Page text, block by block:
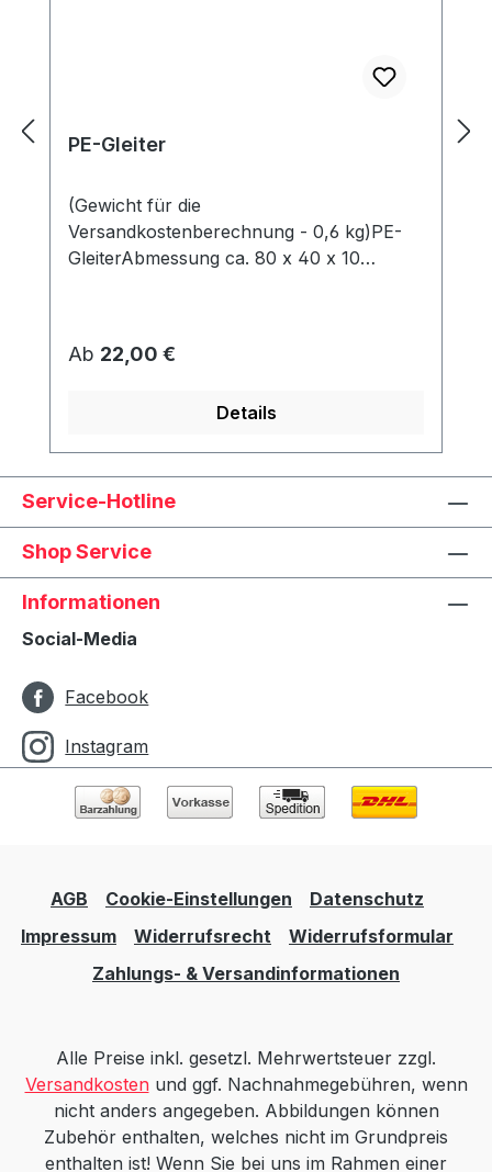
PE-Gleiter
(Gewicht für die
Versandkostenberechnung - 0,6 kg)PE-
GleiterAbmessung ca. 80 x 40 x 10
Regulärer Preis:
Ab 22,00 €
Details
Service-Hotline
Shop Service
Informationen
Social-Media
Facebook
Instagram
AGB Cookie-Einstellungen
Datenschutz
Impressum
Widerrufsrecht
Widerrufsformular
Zahlungs- & Versandinformationen
Alle Preise inkl. gesetzl. Mehrwertsteuer zzgl.
Versandkostenund ggf. Nachnahmegebühren, wenn
nicht anders angegeben. Abbildungen können
Zubehör enthalten, welches nicht im Grundpreis
enthalten ist! Wenn Sie bei uns im Rahmen einer